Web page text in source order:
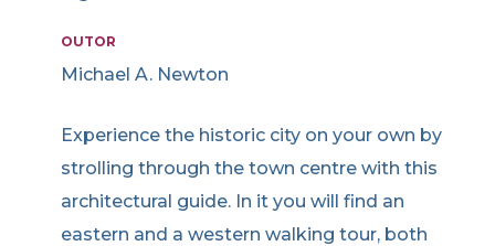
OUTOR
Michael A. Newton
Experience the historic city on your own by
strolling through the town centre with this
architectural guide. In it you will find an
eastern and a western walking tour, both